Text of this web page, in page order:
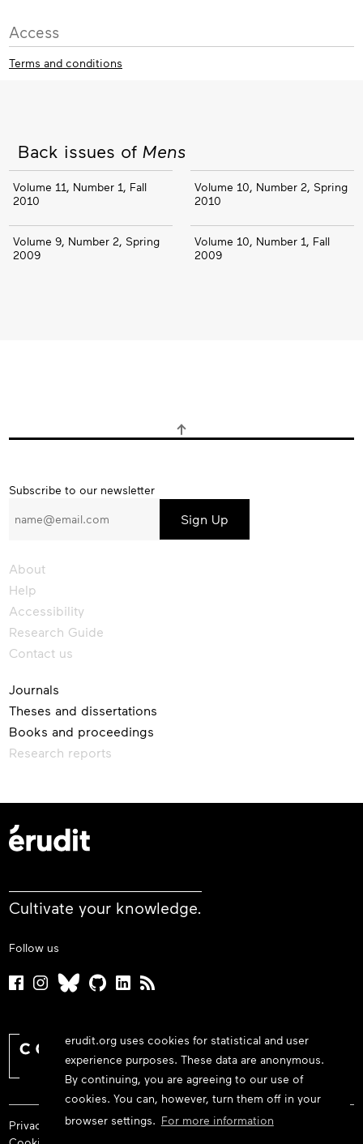
erudit.org uses cookies for statistical and user
experience purposes. These data are anonymous.
By continuing, you are agreeing to our use of
cookies. You can, however, turn them off in your
browser settings. For more information
Access
Terms and conditions
Back issues of Mens
Volume 11, Number 1, Fall
2010
Volume 10, Number 2, Spring
2010
Volume 9, Number 2, Spring
2009
Volume 10, Number 1, Fall
2009
Subscribe
our
Subscribe to our newsletter
About
Help
Accessibility
Research Guide
Contact us
Journals
Theses and dissertations
Books and proceedings
Research reports
Cultivate your knowledge.
Follow us
Privacy policy